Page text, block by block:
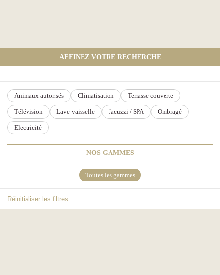
AFFINEZ VOTRE RECHERCHE
Animaux autorisés Climatisation Terrasse couverte
Télévision Lave-vaisselle Jacuzzi / SPA Ombragé
Electricité
NOS GAMMES
Toutes les gammes
Réinitialiser les filtres